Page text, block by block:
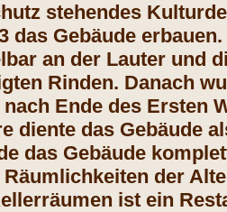
stehendes
das Gebäude
an der Lauter und
Rinden. Danach
Ende des Ersten
diente das Gebäude
das Gebäude
der
ist ein